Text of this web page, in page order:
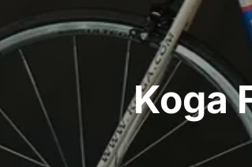
Koga